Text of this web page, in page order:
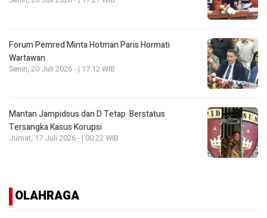
Forum Pemred Minta Hotman Paris Hormati
Wartawan
Senin, 20 Juli 2026 - | 17:12 WIB
Mantan Jampidsus dan D Tetap Berstatus
Tersangka Kasus Korupsi
Jumat, 17 Juli 2026 - | 00:22 WIB
OLAHRAGA